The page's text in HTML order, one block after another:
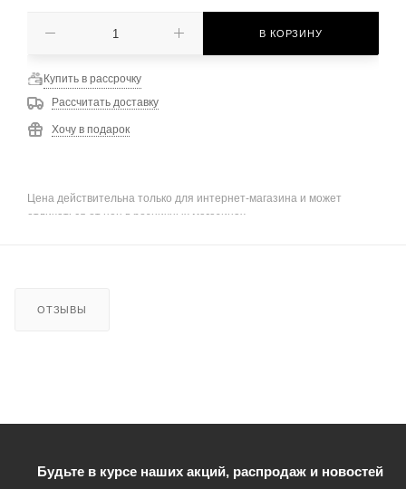
В КОРЗИНУ
Купить в рассрочку
Рассчитать доставку
Хочу в подарок
Цена действительна только для интернет-магазина и может
отличаться от цен в розничных магазинах
ОТЗЫВЫ
Будьте в курсе наших акций, распродаж и новостей